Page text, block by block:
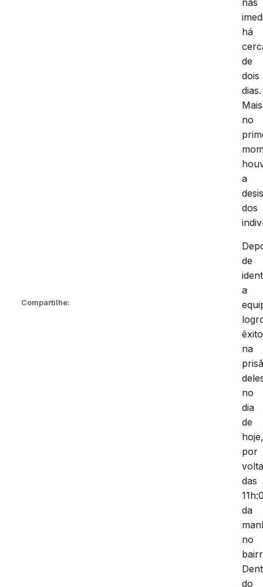
Compartilhe:
nas
há
de
dois
dias.
Mais
no
a
dos
de
a
êxito
na
no
dia
de
por
das
da
no
do